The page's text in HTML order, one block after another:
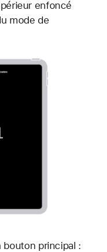
enfoncé
mode de
bouton principal :